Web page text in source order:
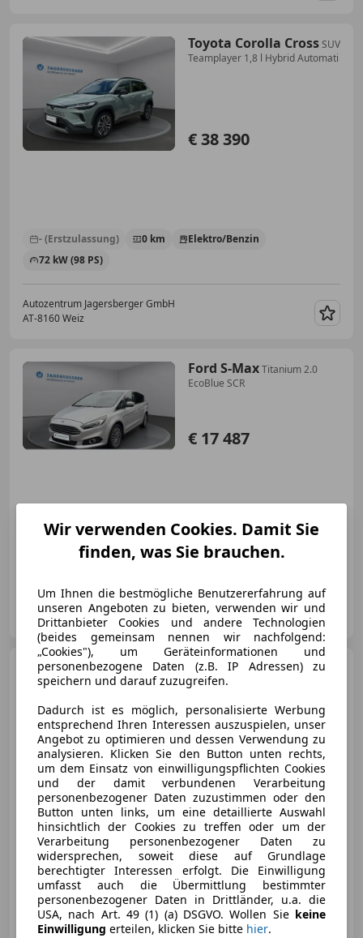
Toyota Corolla CrossSUV
Teamplayer 1,8 l Hybrid Automati
€ 38 390
- (Erstzulassung) 0 km
Elektro/Benzin
72 kW (98 PS)
Autozentrum Jagersberger GmbH
AT-8160 Weiz
Ford S-MaxTitanium 2.0
EcoBlue SCR
€ 17 487
Neu 12/2018 120 372 km
Diesel
139 kW (189 PS)
Autozentrum Jagersberger GmbH
AT-8160 Weiz
Toyota Yaris5-Türer
Teamplayer 1,5L Hybrid, Syst.
€ 21 987
- (Erstzulassung) - km Benzin 68 kW (92 PS)
Autozentrum Jagersberger GmbH
AT-8160 Weiz
Wir verwenden Cookies. Damit Sie
finden, was Sie brauchen.
Um Ihnen die bestmögliche Benutzererfahrung auf
unseren Angeboten zu bieten, verwenden wir und
Drittanbieter Cookies und andere Technologien
(beides gemeinsam nennen wir nachfolgend:
„Cookies"), um Geräteinformationen und
personenbezogene Daten (z.B. IP Adressen) zu
speichern und darauf zuzugreifen.
Dadurch ist es möglich, personalisierte Werbung
entsprechend Ihren Interessen auszuspielen, unser
Angebot zu optimieren und dessen Verwendung zu
analysieren. Klicken Sie den Button unten rechts,
um dem Einsatz von einwilligungspflichten Cookies
und der damit verbundenen Verarbeitung
personenbezogener Daten zuzustimmen oder den
Button unten links, um eine detaillierte Auswahl
hinsichtlich der Cookies zu treffen oder um der
Verarbeitung personenbezogener Daten zu
widersprechen, soweit diese auf Grundlage
berechtigter Interessen erfolgt. Die Einwilligung
umfasst auch die Übermittlung bestimmter
personenbezogener Daten in Drittländer, u.a. die
USA, nach Art. 49 (1) (a) DSGVO. Wollen Sie keine
Einwilligung erteilen, klicken Sie bitte hier.